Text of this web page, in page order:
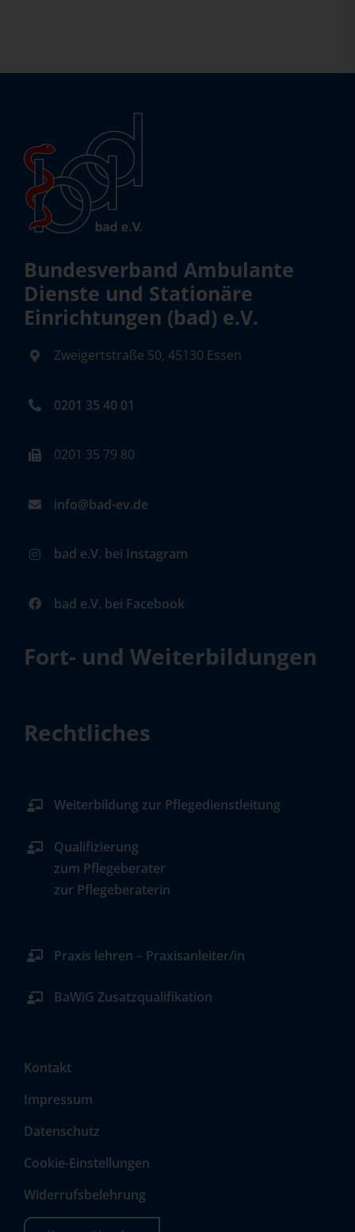
Bundesverband Ambulante
Dienste und Stationäre
Einrichtungen (bad) e.V.
Zweigertstraße 50, 45130 Essen
0201 35 40 01
0201 35 79 80
info@bad-ev.de
bad e.V. bei Instagram
bad e.V. bei Facebook
Fort- und Weiterbildungen
Rechtliches
Weiterbildung zur Pflegedienstleitung
Qualifizierung
zum Pflegeberater
zur Pflegeberaterin
Praxis lehren – Praxisanleiter/in
BaWiG Zusatzqualifikation
Kontakt
Impressum
Datenschutz
Cookie-Einstellungen
Widerrufsbelehrung